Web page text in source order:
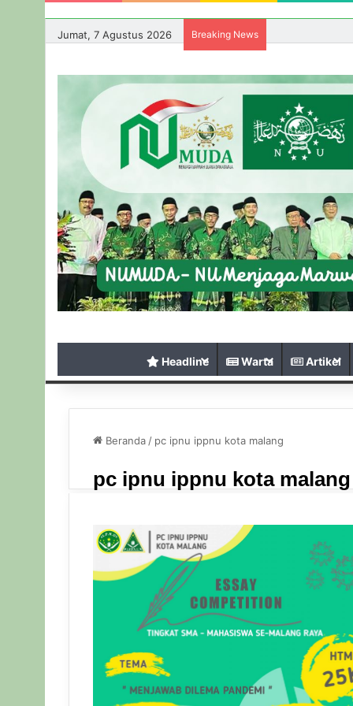
Jumat, 7 Agustus 2026 Breaking News
Headline Warta Artikel
Beranda / pc ipnu ippnu kota malang
pc ipnu ippnu kota malang